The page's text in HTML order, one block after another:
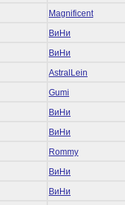
Magnificent
ВиНи
ВиНи
AstralLein
Gumi
ВиНи
ВиНи
Rommy
ВиНи
ВиНи